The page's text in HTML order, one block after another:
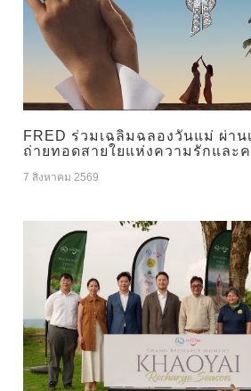
FRED ร่วมเฉลิมฉลองวันแม่ ผ่าน
ถ่ายทอดสายใยแห่งความรักและ
7 สิงหาคม 2569